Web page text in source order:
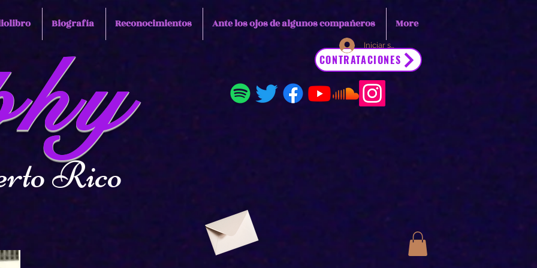
Biografía Reconocimientos Ante los ojos de algunos compañeros More
Rico
CONTRATACIONES
Iniciar sesión